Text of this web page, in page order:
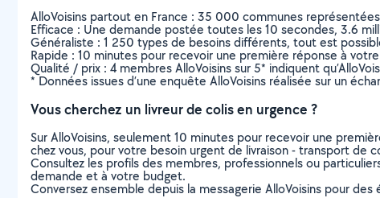
AlloVoisins partout en France : 35 000 communes
Efficace : Une demande postée toutes les 10 secondes, 3.6
Généraliste : 1 250 types de besoins différents, tout est
Rapide : 10 minutes pour recevoir une première réponse à
Qualité / prix : 4 membres AlloVoisins sur 5* indiquent
* Données issues d’une enquête AlloVoisins réalisée sur un
Vous cherchez un livreur de colis en urgence ?
Sur AlloVoisins, seulement 10 minutes pour recevoir une
chez vous, pour votre besoin urgent de livraison - transport de
Consultez les profils des membres, professionnels ou
demande et à votre budget.
Conversez ensemble depuis la messagerie AlloVoisins pour